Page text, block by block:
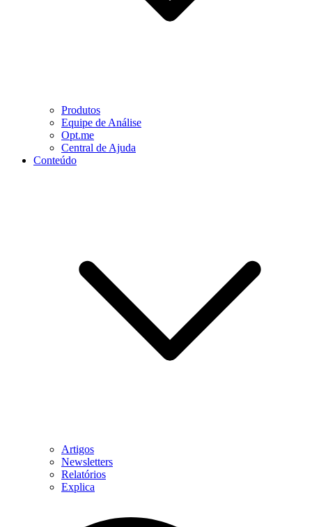
Produtos
Equipe de Análise
Opt.me
Central de Ajuda
Conteúdo
Artigos
Newsletters
Relatórios
Explica